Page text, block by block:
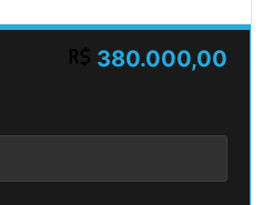
380.000,00